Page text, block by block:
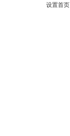
设置首页